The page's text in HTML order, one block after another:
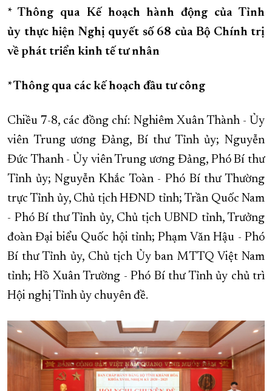
KỶ NIỆM 370 NĂM XÂY DỰNG VÀ PHÁT TRIỂN TỈNH KHÁNH HÒA
ĐẠI HỘI ĐẢNG CÁC CẤP TRANG CHỦ VỀ BÁO KHÁNH HÒA
* Thông qua Kế hoạch hành động của Tỉnh
ủy thực hiện Nghị quyết số 68 của Bộ Chính trị
về phát triển kinh tế tư nhân
* Thông qua các kế hoạch đầu tư công
Chiều 7-8, các đồng chí: Nghiêm Xuân Thành - Ủy
viên Trung ương Đảng, Bí thư Tỉnh ủy; Nguyễn
Đức Thanh - Ủy viên Trung ương Đảng, Phó Bí thư
Tỉnh ủy; Nguyễn Khắc Toàn - Phó Bí thư Thường
trực Tỉnh ủy, Chủ tịch HĐND tỉnh; Trần Quốc Nam
- Phó Bí thư Tỉnh ủy, Chủ tịch UBND tỉnh, Trưởng
đoàn Đại biểu Quốc hội tỉnh; Phạm Văn Hậu - Phó
Bí thư Tỉnh ủy, Chủ tịch Ủy ban MTTQ Việt Nam
tỉnh; Hồ Xuân Trường - Phó Bí thư Tỉnh ủy chủ trì
Hội nghị Tỉnh ủy chuyên đề.